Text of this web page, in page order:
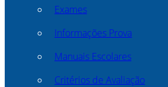
Exames
Informações Prova
Manuais Escolares
Critérios de Avaliação